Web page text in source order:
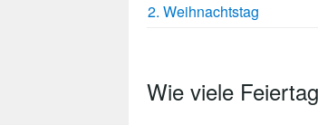
2. Weihnachtstag
Wie viele